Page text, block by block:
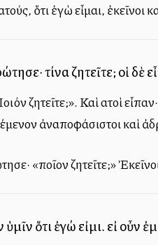
ὅτι ἐγὼ εἶμαι,
τίνα ζητεῖτε; οἱ δὲ
ζητεῖτε;». Καὶ αὐτοὶ
ἀναποφάσιστοι καὶ
«ποῖον ζητεῖτε;»
ὅτι ἐγώ εἰμι. εἰ οὖν